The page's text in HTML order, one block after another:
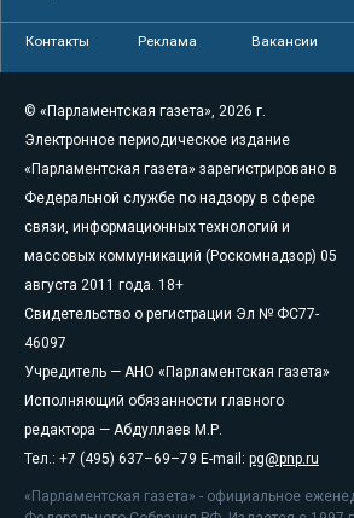
Контакты Реклама Вакансии
© «Парламентская газета», 2026 г.
Электронное периодическое издание
«Парламентская газета» зарегистрировано в
Федеральной службе по надзору в сфере
связи, информационных технологий и
массовых коммуникаций (Роскомнадзор) 05
августа 2011 года. 18+
Свидетельство о регистрации Эл № ФС77-
46097
Учредитель — АНО «Парламентская газета»
Исполняющий обязанности главного
редактора — Абдуллаев М.Р.
Тел.: +7 (495) 637–69–79 E-mail: pg@pnp.ru
«Парламентская газета» - официальное